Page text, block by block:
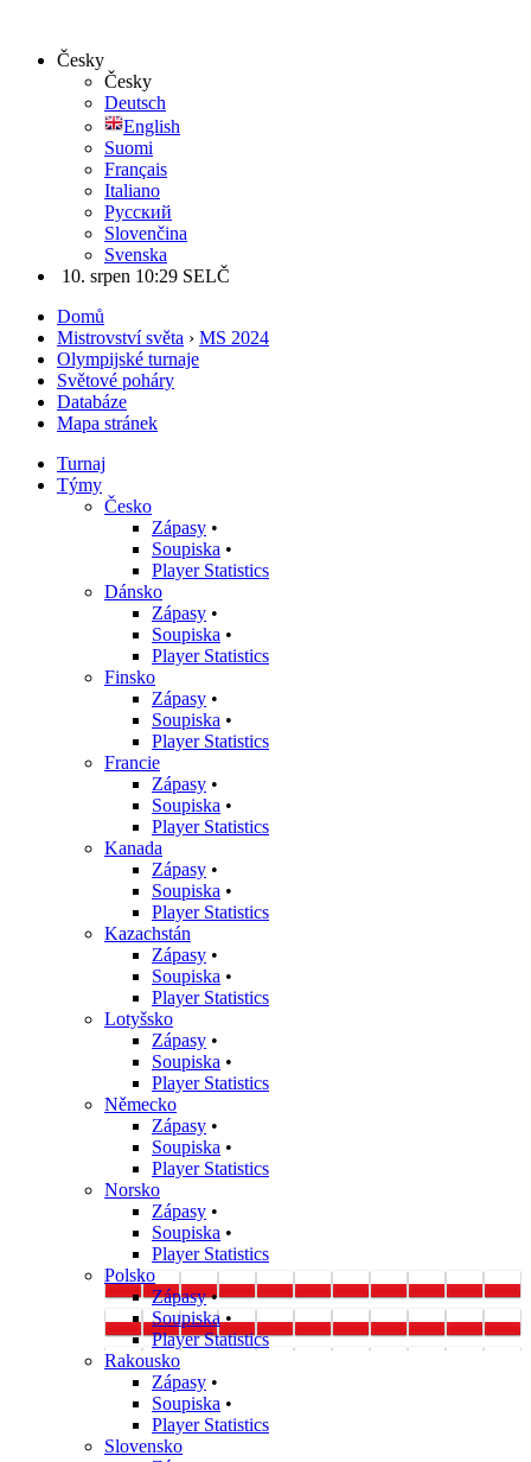
Česky
Česky
Deutsch
English
Suomi
Français
Italiano
Русский
Slovenčina
Svenska
10. srpen 10:29 SELČ
Domů
Mistrovství světa › MS 2024
Olympijské turnaje
Světové poháry
Databáze
Mapa stránek
Turnaj
Týmy
Česko
Zápasy •
Soupiska •
Player Statistics
Dánsko
Zápasy •
Soupiska •
Player Statistics
Finsko
Zápasy •
Soupiska •
Player Statistics
Francie
Zápasy •
Soupiska •
Player Statistics
Kanada
Zápasy •
Soupiska •
Player Statistics
Kazachstán
Zápasy •
Soupiska •
Player Statistics
Lotyšsko
Zápasy •
Soupiska •
Player Statistics
Německo
Zápasy •
Soupiska •
Player Statistics
Norsko
Zápasy •
Soupiska •
Player Statistics
Polsko
Zápasy•
Soupiska•
Player Statistics
Rakousko
Zápasy •
Soupiska •
Player Statistics
Slovensko